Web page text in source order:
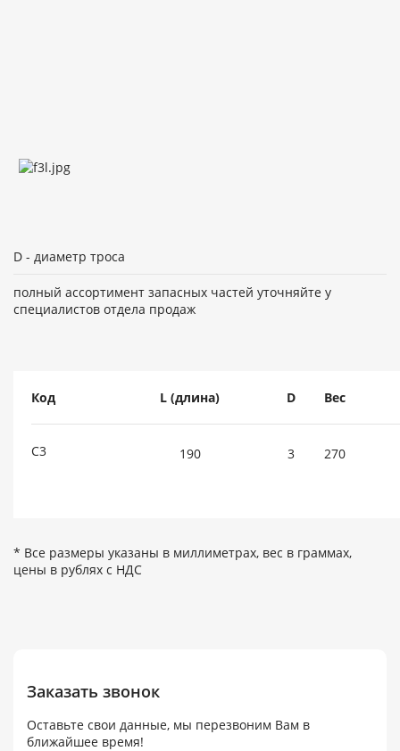
D - диаметр троса
полный ассортимент запасных частей уточняйте у
специалистов отдела продаж
Код L (длина) D Вес
С3 190 3 270
* Все размеры указаны в миллиметрах, вес в граммах,
цены в рублях с НДС
Заказать звонок
Оставьте свои данные, мы перезвоним Вам в
ближайшее время!